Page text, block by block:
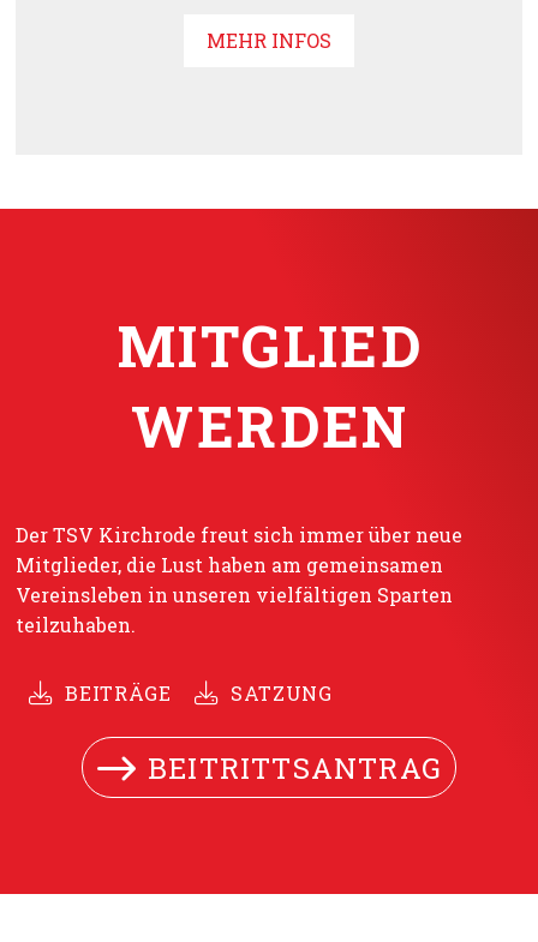
MEHR INFOS
MITGLIED
WERDEN
Der TSV Kirchrode freut sich immer über neue
Mitglieder, die Lust haben am gemeinsamen
Vereinsleben in unseren vielfältigen Sparten
teilzuhaben.
BEITRÄGE SATZUNG
BEITRITTSANTRAG